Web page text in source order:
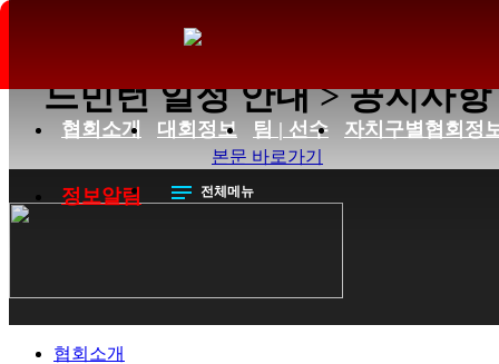
제3회 쉬엄쉬엄 한강 3종축제
드민턴 일정 안내 > 공지사항
본문 바로가기
협회소개 대회정보 팀 | 선수 자치구별협회정
정보알림 notes 전체메뉴
협회소개